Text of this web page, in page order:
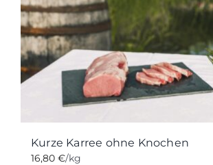
Kurze Karree ohne Knochen
16,80 €/kg